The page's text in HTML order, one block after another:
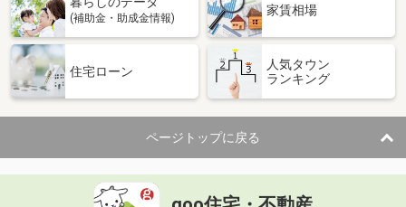
茨城県古河市大堤
住 所
茨城県古河市大堤
専有面積 45.06m²
間取り
1LDK
茨城県土浦市真鍋５
(補助金・助成金情報)
家賃相場
住宅ローン
人気タウン
ランキング
ページトップに戻る